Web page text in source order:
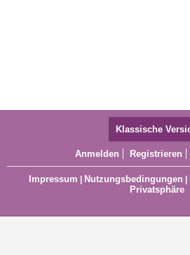
Klassische
Anmelden Registrieren
Impressum Nutzungsbedingungen
Privatsphäre